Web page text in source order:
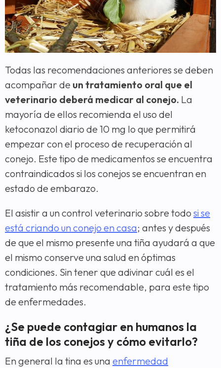
Todas las recomendaciones anteriores se deben
acompañar de un tratamiento oral que el
veterinario deberá medicar al conejo. La
mayoría de ellos recomienda el uso del
ketoconazol diario de 10 mg lo que permitirá
empezar con el proceso de recuperación al
conejo. Este tipo de medicamentos se encuentra
contraindicados si los conejos se encuentran en
estado de embarazo.
El asistir a un control veterinario sobre todo si se
está criando un conejo en casa; antes y después
de que el mismo presente una tiña ayudará a que
el mismo conserve una salud en óptimas
condiciones. Sin tener que adivinar cuál es el
tratamiento más recomendable, para este tipo
de enfermedades.
¿Se puede contagiar en humanos la
tiña de los conejos y cómo evitarlo?
En general la tina es una enfermedad